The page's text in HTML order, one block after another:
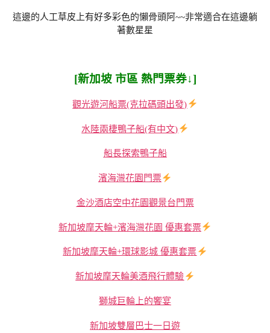
這邊的人工草皮上有好多彩色的懶骨頭阿~~非常適合在這邊躺
著數星星
[新加坡 市區 熱門票券↓]
觀光遊河船票(克拉碼頭出發)
水陸兩棲鴨子船(有中文)
船長探索鴨子船
濱海灣花園門票
金沙酒店空中花園觀景台門票
新加坡摩天輪+濱海灣花園 優惠套票
新加坡摩天輪+環球影城 優惠套票
新加坡摩天輪美酒飛行體驗
獅城巨輪上的饗宴
新加坡雙層巴士一日遊